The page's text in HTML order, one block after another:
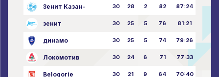
Зенит Казан- 30 28 2 82 87:24
зенит 30 25 5 76 81:21
динамо 30 25 5 74 79:26
Локомотив 30 24 6 71 77:33
Belogorie 30 21 9 64 70:40